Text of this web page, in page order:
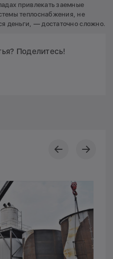
привлекать заемные
теплоснабжения, не
деньги, — достаточно сложно.
Поделитесь!